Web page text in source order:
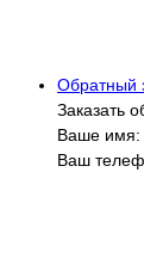
Обратный
Заказать
Ваше имя:
Ваш